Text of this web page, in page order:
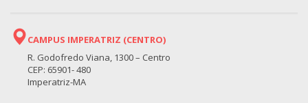
CAMPUS IMPERATRIZ (CENTRO)
R. Godofredo Viana, 1300 – Centro
CEP: 65901- 480
Imperatriz-MA